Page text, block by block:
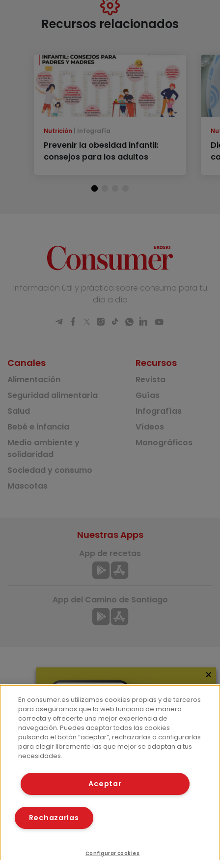
Recursos relacionados
Nutrición Infografía
Prevenir la obesidad infantil:
consejos para los adultos
Información útil y práctica sobre consumo para tu
día a día
Canales
Alimentación
Seguridad alimentaria
Salud
Bebé e infancia
Medio ambiente y
solidaridad
Sociedad y consumo
Mascotas
Recursos
Revista
Guías
Infografías
Vídeos
Monográficos
Hemeroteca
Contacto
Prensa
Corpus Lingüístico Consumer
Nuestras Apps
App de recetas
App del Camino de Santiago
© Fundación EROSKI
Políticas de cookies
×
En consumer.es utilizamos cookies propias y de terceros
para asegurarnos que la web funciona de manera
correcta y ofrecerte una mejor experiencia de
navegación. Puedes aceptar todas las cookies
pulsando el botón “aceptar”, rechazarlas o configurarlas
para elegir libremente las que mejor se adaptan a tus
necesidades.
Aceptar
Rechazarlas
Configurar cookies